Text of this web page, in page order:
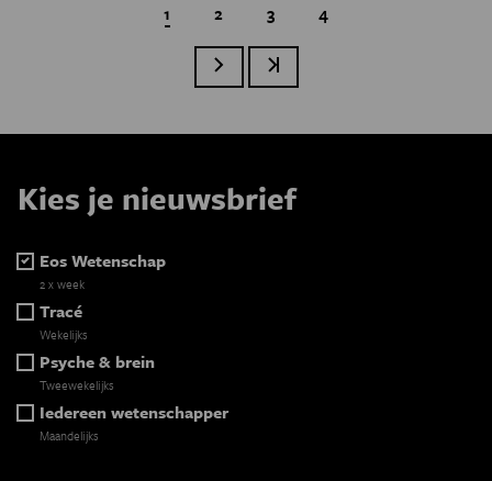
Paginatie
Huidige pagina
1 Page
2 Page
3 Page
4
Volgende paginaLaatste pagina
Kies je nieuwsbrief
Eos Wetenschap
2 x week
Tracé
Wekelijks
Psyche & brein
Tweewekelijks
Iedereen wetenschapper
Maandelijks